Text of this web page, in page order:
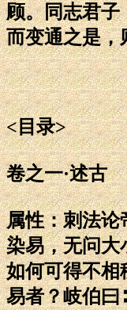
顾。同志君子
而变通之是，
<目录>
卷之一·述古
属性：刺法论
染易，无问大
如何可得不相
易者？岐伯曰